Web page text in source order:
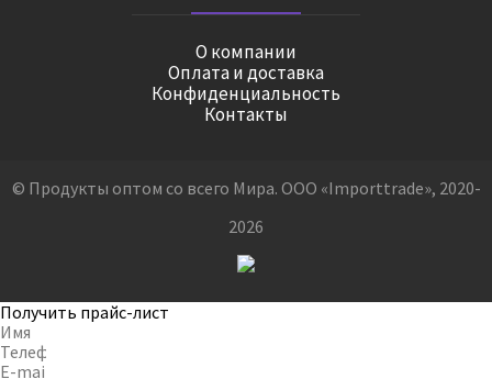
О компании
Оплата и доставка
Конфиденциальность
Контакты
© Продукты оптом со всего Мира. ООО «Importtrade», 2020-
2026
Получить прайс-лист